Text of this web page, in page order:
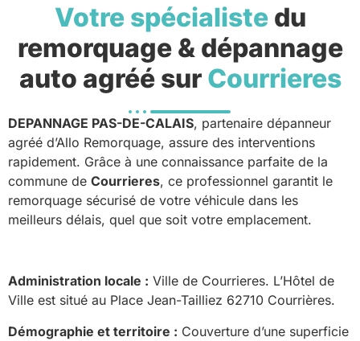
Votre spécialistedu
remorquage & dépannage
auto agréé sur Courrieres
DEPANNAGE PAS-DE-CALAIS, partenaire dépanneur
agréé d’Allo Remorquage, assure des interventions
rapidement. Grâce à une connaissance parfaite de la
commune de Courrieres, ce professionnel garantit le
remorquage sécurisé de votre véhicule dans les
meilleurs délais, quel que soit votre emplacement.
Administration locale : Ville de Courrieres. L’Hôtel de
Ville est situé au Place Jean-Tailliez 62710 Courrières.
Démographie et territoire : Couverture d’une superficie